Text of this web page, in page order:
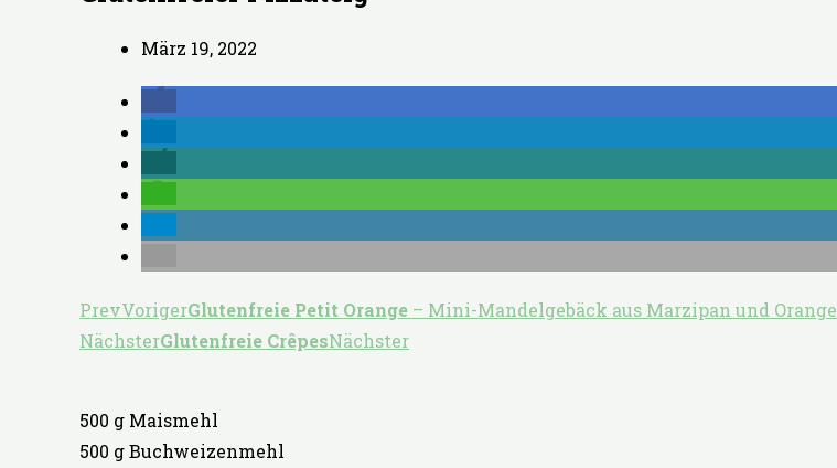
März 19, 2022
PrevVorigerGlutenfreie Petit Orange – Mini-Mandelgebäck aus Marzipan und Orange
NächsterGlutenfreie CrêpesNächster
500 g Maismehl
500 g Buchweizenmehl